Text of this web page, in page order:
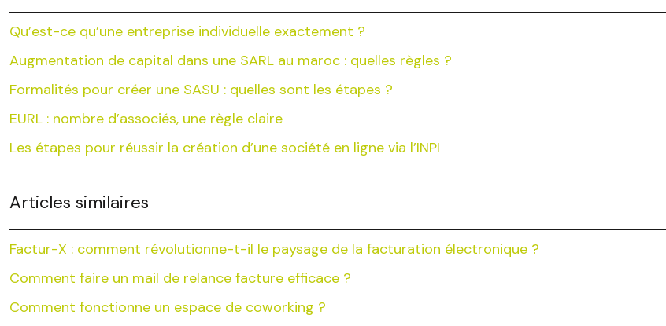
Qu’est-ce qu’une entreprise individuelle exactement ?
Augmentation de capital dans une SARL au maroc : quelles règles ?
Formalités pour créer une SASU : quelles sont les étapes ?
EURL : nombre d’associés, une règle claire
Les étapes pour réussir la création d’une société en ligne via l’INPI
Articles similaires
Factur-X : comment révolutionne-t-il le paysage de la facturation électronique ?
Comment faire un mail de relance facture efficace ?
Comment fonctionne un espace de coworking ?